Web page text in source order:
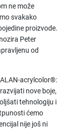
ne može
svakako
proizvode.
Peter
od
acrylcolor®:
nove boje,
tehnologiju i
ćemo
nije još ni